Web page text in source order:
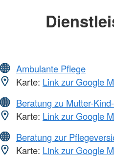
Ambulante Pflege
Karte: Link zur Google
Beratung zu Mutter-
Karte: Link zur Google
Beratung zur
Karte: Link zur Google